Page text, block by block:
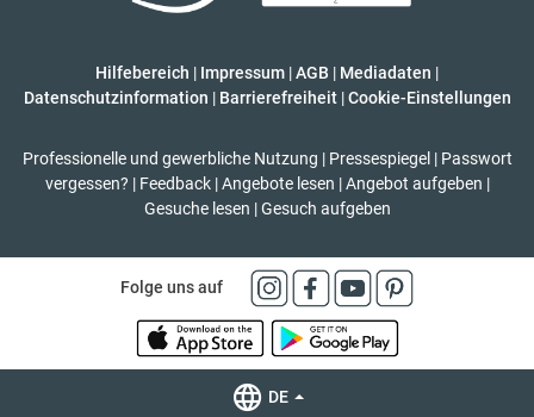
Hilfebereich | Impressum |AGB | Mediadaten |
Datenschutzinformation | Barrierefreiheit | Cookie-Einstellungen
Professionelle und gewerbliche Nutzung | Pressespiegel | Passwort
vergessen? | Feedback | Angebote lesen | Angebot aufgeben |
Gesuche lesen | Gesuch aufgeben
Folge uns auf
DE